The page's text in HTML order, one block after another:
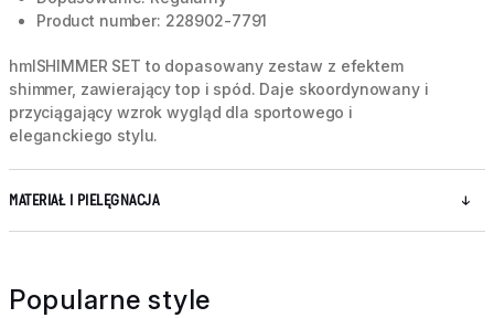
Product number: 228902-7791
hmlSHIMMER SET to dopasowany zestaw z efektem
shimmer, zawierający top i spód. Daje skoordynowany i
przyciągający wzrok wygląd dla sportowego i
eleganckiego stylu.
MATERIAŁ I PIELĘGNACJA
Popularne style